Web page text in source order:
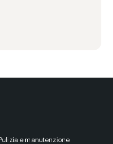
e manutenzione